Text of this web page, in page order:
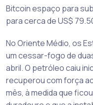
Bitcoin espaço para
para cerca de US$
No Oriente Médio, os
um cessar-fogo de
abril. O petróleo caiu
recuperou com força
mês, à medida que